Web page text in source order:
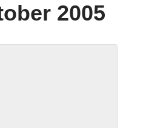
2005